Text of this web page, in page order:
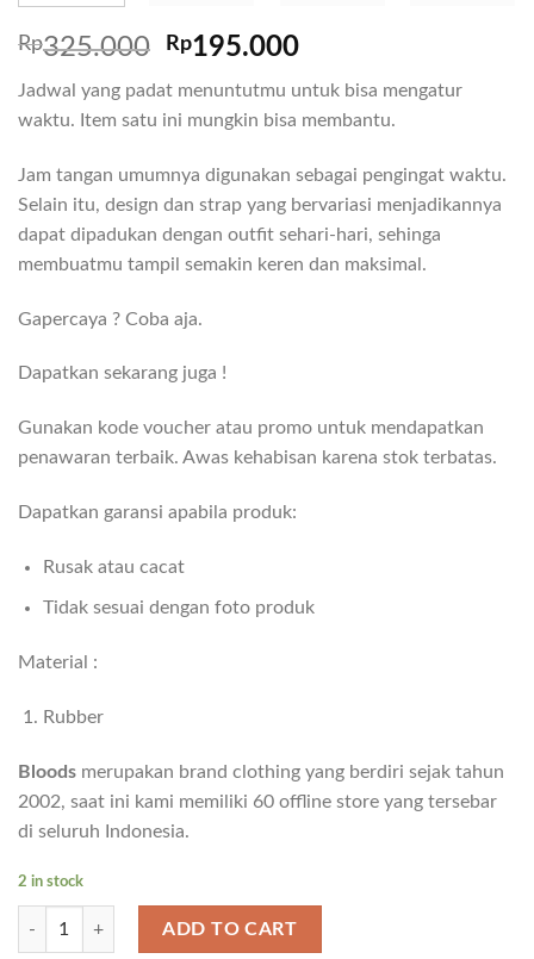
Rp325.000 Rp195.000
Jadwal yang padat menuntutmu untuk bisa mengatur
waktu. Item satu ini mungkin bisa membantu.
Jam tangan umumnya digunakan sebagai pengingat waktu.
Selain itu, design dan strap yang bervariasi menjadikannya
dapat dipadukan dengan outfit sehari-hari, sehinga
membuatmu tampil semakin keren dan maksimal.
Gapercaya ? Coba aja.
Dapatkan sekarang juga !
Gunakan kode voucher atau promo untuk mendapatkan
penawaran terbaik. Awas kehabisan karena stok terbatas.
Dapatkan garansi apabila produk:
Rusak atau cacat
Tidak sesuai dengan foto produk
Material :
Rubber
Bloods merupakan brand clothing yang berdiri sejak tahun
2002, saat ini kami memiliki 60 offline store yang tersebar
di seluruh Indonesia.
2 in stock
WATCHES MAROL 01 quantity
ADD TO CART